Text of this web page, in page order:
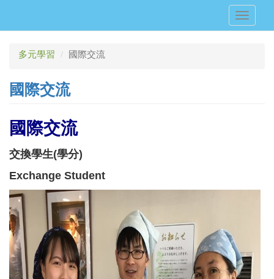
主
Toggle
多元學習 國際交流
國際交流
國際交流
交換學生(學分)
Exchange Student